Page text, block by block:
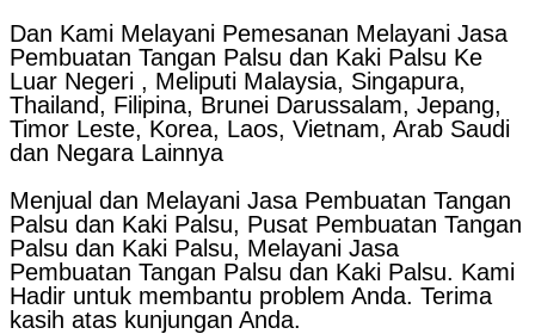
Dan Kami Melayani Pemesanan Melayani Jasa
Pembuatan Tangan Palsu dan Kaki Palsu Ke
Luar Negeri , Meliputi Malaysia, Singapura,
Thailand, Filipina, Brunei Darussalam, Jepang,
Timor Leste, Korea, Laos, Vietnam, Arab Saudi
dan Negara Lainnya
Menjual dan Melayani Jasa Pembuatan Tangan
Palsu dan Kaki Palsu, Pusat Pembuatan Tangan
Palsu dan Kaki Palsu, Melayani Jasa
Pembuatan Tangan Palsu dan Kaki Palsu. Kami
Hadir untuk membantu problem Anda. Terima
kasih atas kunjungan Anda.